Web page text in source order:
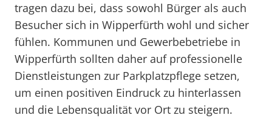
tragen dazu bei, dass sowohl Bürger als auch
Besucher sich in Wipperfürth wohl und sicher
fühlen. Kommunen und Gewerbebetriebe in
Wipperfürth sollten daher auf professionelle
Dienstleistungen zur Parkplatzpflege setzen,
um einen positiven Eindruck zu hinterlassen
und die Lebensqualität vor Ort zu steigern.